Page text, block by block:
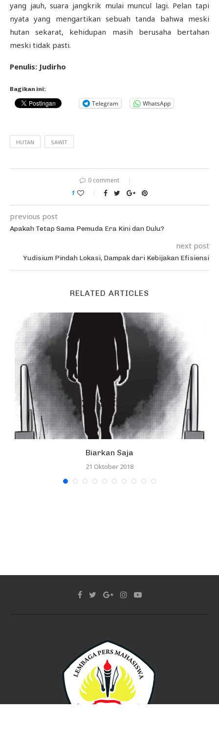
yang jauh, suara jangkrik mulai muncul lagi. Pelan tapi
nyata yang mengartikan sebuah tanda bahwa meski
hutan sekarat, kehidupan masih berusaha bertahan
meski tidak pasti.
Penulis: Judirho
Bagikan ini:
Telegram WhatsApp
HUTAN SAWIT
0 comment
1
previous post
Apakah Tetap Sama Pemuda Era Kini dan Dulu?
next post
Yudisium Pindah Lokasi, Dampak dari Kebijakan Efisiensi
RELATED ARTICLES
Biarkan Saja
21 Oktober 2018